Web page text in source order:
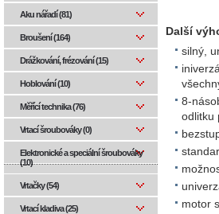
Další
silný,
8-
odlitku
motor
Aku nářadí (81)
Broušení (164)
Drážkování, frézování (15)
Hoblování (10)
Měřící technika (76)
Vrtací šroubováky (0)
Elektronické a speciální šroubováky
(10)
Vrtačky (54)
Vrtací kladiva (25)